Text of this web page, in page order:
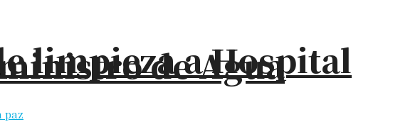
de Agua
limpieza a Hospital